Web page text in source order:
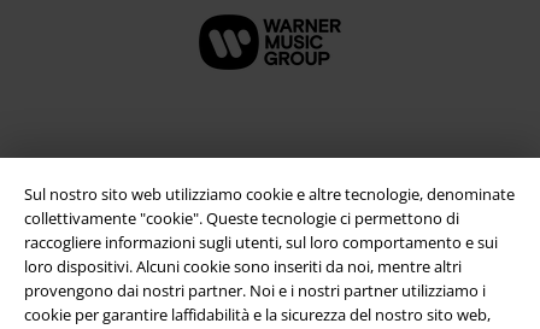
Sul nostro sito web utilizziamo cookie e altre tecnologie, denominate
collettivamente "cookie". Queste tecnologie ci permettono di
raccogliere informazioni sugli utenti, sul loro comportamento e sui
loro dispositivi. Alcuni cookie sono inseriti da noi, mentre altri
provengono dai nostri partner. Noi e i nostri partner utilizziamo i
cookie per garantire laffidabilità e la sicurezza del nostro sito web,